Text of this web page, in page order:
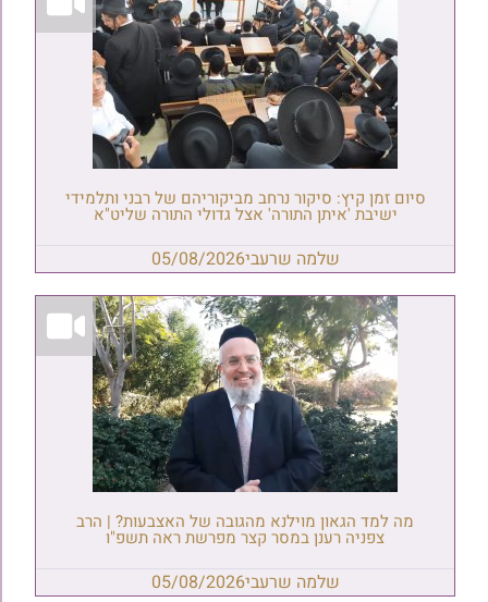
סיום זמן קיץ: סיקור נרחב מביקוריהם של רבני ותלמידי
ישיבת 'איתן התורה' אצל גדולי התורה שליט"א
שלמה שרעבי05/08/2026
מה למד הגאון מוילנא מהגובה של האצבעות? | הרב
צפניה רענן במסר קצר מפרשת ראה תשפ"ו
שלמה שרעבי05/08/2026